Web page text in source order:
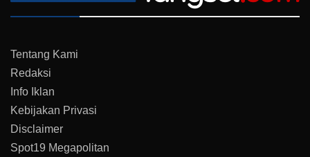
Tentang Kami
Redaksi
Info Iklan
Kebijakan Privasi
Disclaimer
Spot19 Megapolitan